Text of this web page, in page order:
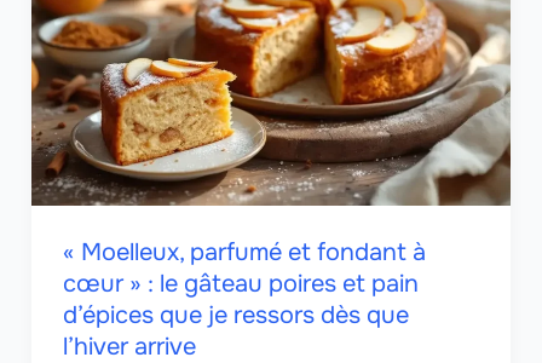
« Moelleux, parfumé et fondant à
cœur » : le gâteau poires et pain
d’épices que je ressors dès que
l’hiver arrive